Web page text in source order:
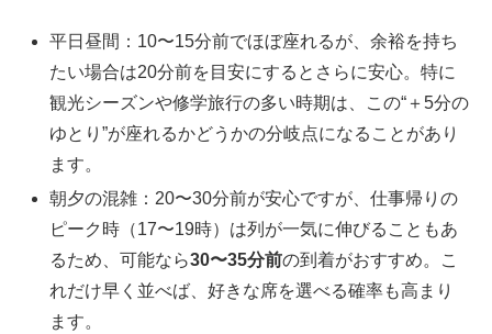
平日昼間：10〜15分前でほぼ座れるが、余裕を持ち
たい場合は20分前を目安にするとさらに安心。特に
観光シーズンや修学旅行の多い時期は、この“＋5分の
ゆとり”が座れるかどうかの分岐点になることがあり
ます。
朝夕の混雑：20〜30分前が安心ですが、仕事帰りの
ピーク時（17〜19時）は列が一気に伸びることもあ
るため、可能なら30〜35分前の到着がおすすめ。こ
れだけ早く並べば、好きな席を選べる確率も高まり
ます。